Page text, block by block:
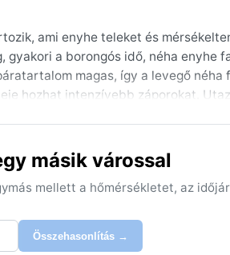
ami enyhe teleket és
gyakori a borongós idő, néha enyhe
magas, így a levegő
hozhat intenzívebb záporokat.
bár a téli hónapokban időnként
kiegyensúlyozott, nem kell
és parkjainak hangulata.
másik várossal
mellett a hőmérsékletet, az
Összehasonlítás →